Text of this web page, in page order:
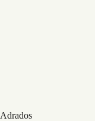
Adrados